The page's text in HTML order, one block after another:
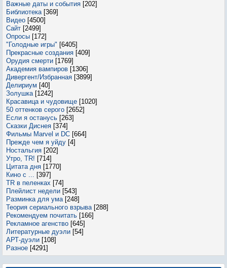
Важные даты и события [202]
Библиотека [369]
Видео [4500]
Сайт [2499]
Опросы [172]
"Голодные игры" [6405]
Прекрасные создания [409]
Орудия смерти [1769]
Академия вампиров [1306]
Дивергент/Избранная [3899]
Делириум [40]
Золушка [1242]
Красавица и чудовище [1020]
50 оттенков серого [2652]
Если я останусь [263]
Сказки Диснея [374]
Фильмы Marvel и DC [664]
Прежде чем я уйду [4]
Ностальгия [202]
Утро, TR! [714]
Цитата дня [1770]
Кино с ... [397]
TR в пеленках [74]
Плейлист недели [543]
Разминка для ума [248]
Теория сериального взрыва [288]
Рекомендуем почитать [166]
Рекламное агенство [645]
Литературные дуэли [54]
АРТ-дуэли [108]
Разное [4291]